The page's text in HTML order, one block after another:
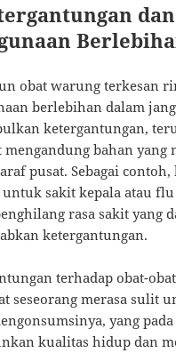
dan
obat warung terkesan
berlebihan dalam
ketergantungan,
mengandung bahan yang
pusat. Sebagai contoh,
sakit kepala atau
rasa sakit yang
ketergantungan.
terhadap obat-
seseorang merasa sulit
yang
kualitas hidup dan